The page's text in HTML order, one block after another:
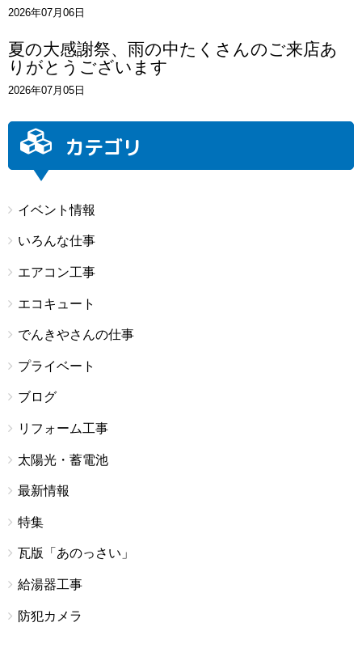
2026年07月06日
夏の大感謝祭、雨の中たくさんのご来店あ
りがとうございます
2026年07月05日
カテゴリ
イベント情報
いろんな仕事
エアコン工事
エコキュート
でんきやさんの仕事
プライベート
ブログ
リフォーム工事
太陽光・蓄電池
最新情報
特集
瓦版「あのっさい」
給湯器工事
防犯カメラ